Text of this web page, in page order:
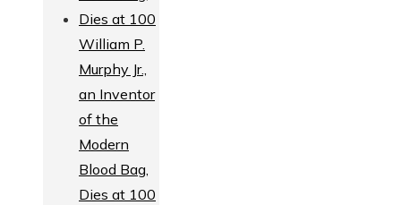
William P.
Murphy Jr.,
an Inventor
of the
Modern
Blood Bag,
Dies at 100